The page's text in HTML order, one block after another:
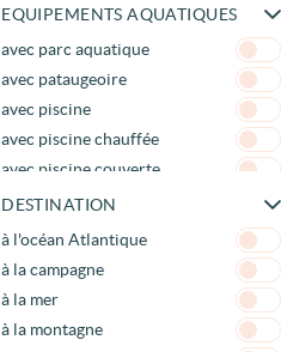
EQUIPEMENTS AQUATIQUES
avec parc aquatique
avec pataugeoire
avec piscine
avec piscine chauffée
avec piscine couverte
avec spa
DESTINATION
à l'océan Atlantique
à la campagne
à la mer
à la montagne